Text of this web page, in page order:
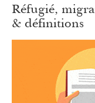
Réfugié,
& définitions